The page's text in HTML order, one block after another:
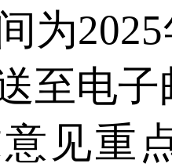
为
至电子
见重